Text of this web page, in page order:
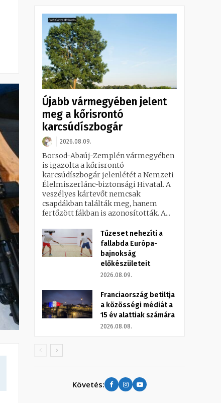
Újabb vármegyében jelent
meg a kőrisrontó
karcsúdíszbogár
2026.08.09.
Borsod-Abaúj-Zemplén vármegyében
is igazolta a kőrisrontó
karcsúdíszbogár jelenlétét a Nemzeti
Élelmiszerlánc-biztonsági Hivatal. A
veszélyes kártevőt nemcsak
csapdákban találták meg, hanem
fertőzött fákban is azonosították. A...
Tűzeset nehezíti a
fallabda Európa-
bajnokság
előkészületeit
2026.08.09.
Franciaország betiltja
a közösségi médiát a
15 év alattiak számára
2026.08.08.
Követés: